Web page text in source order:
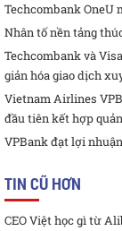
Techcombank OneU
Nhân tố nền tảng
Techcombank và
giản hóa giao dịch
Vietnam Airlines
đầu tiên kết hợp
VPBank đạt lợi
TIN CŨ HƠN
CEO Việt học gì từ